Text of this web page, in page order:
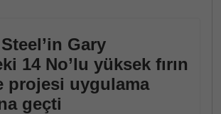
Gary
14 No’lu yüksek fırın
projesi uygulama
geçti